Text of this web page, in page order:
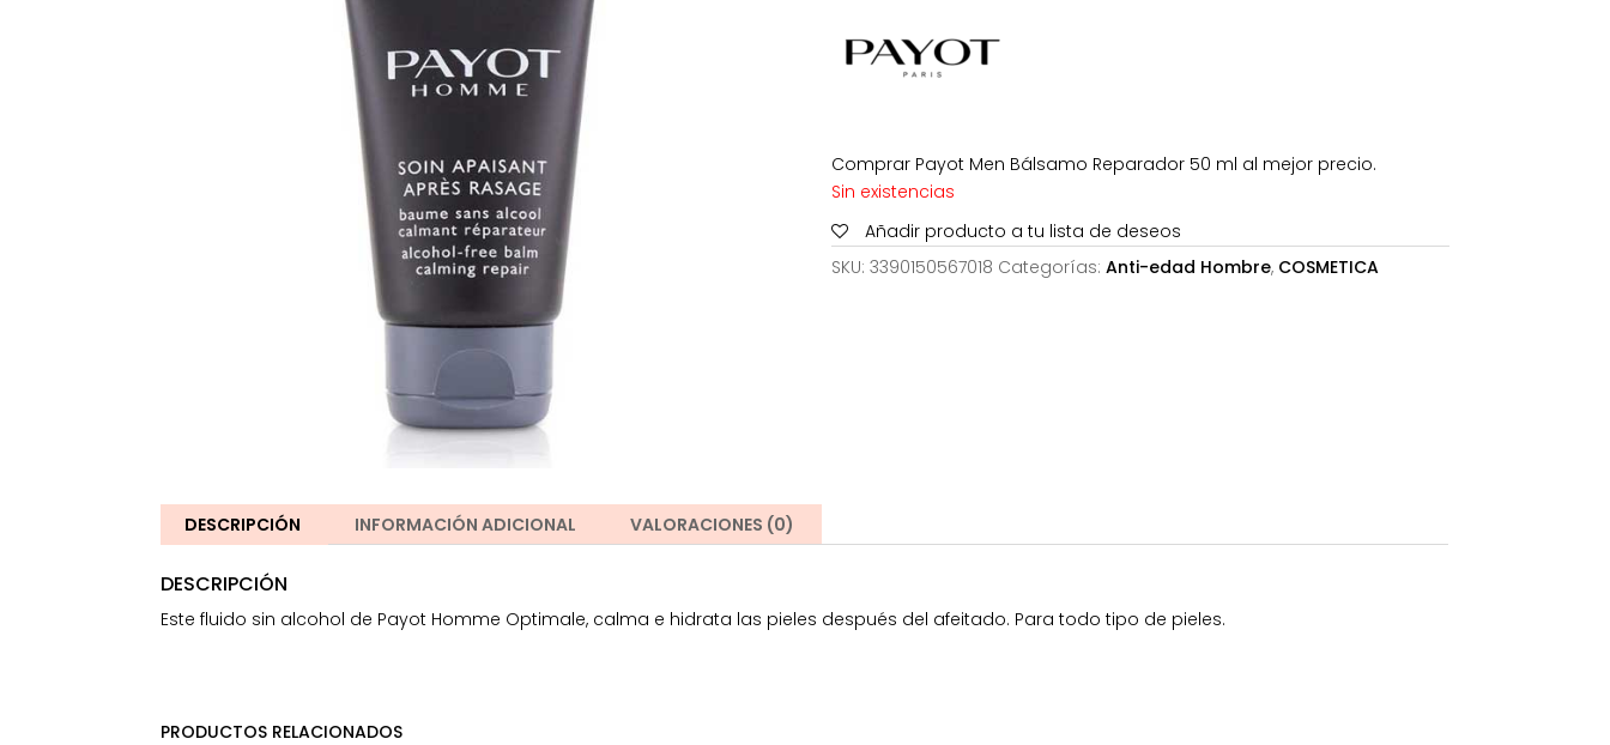
Comprar Payot Men Bálsamo Reparador 50 ml al mejor precio.
Sin existencias
Añadir producto a tu lista de deseos
SKU: 3390150567018 Categorías: Anti-edad Hombre, COSMETICA
DESCRIPCIÓN INFORMACIÓN ADICIONAL VALORACIONES (0)
DESCRIPCIÓN
Este fluido sin alcohol de Payot Homme Optimale, calma e hidrata las pieles después del afeitado. Para todo tipo de pieles.
PRODUCTOS RELACIONADOS